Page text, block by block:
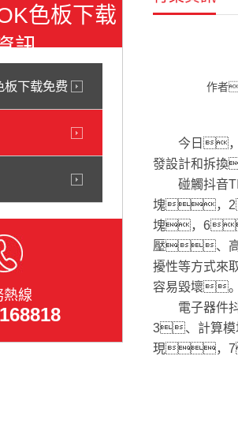
色板下载
訊
板下载免费
熱線
作者
今日，我
發設計和拆
碰觸抖音
塊，
塊，
壓、高
擾性等方式來
容易毀壞
電子器件
3、計算
現，